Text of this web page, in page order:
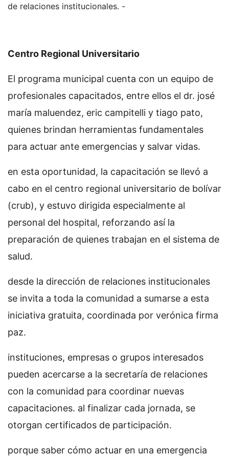
de relaciones institucionales. -
Centro Regional Universitario
El programa municipal cuenta con un equipo de
profesionales capacitados, entre ellos el dr. josé
maría maluendez, eric campitelli y tiago pato,
quienes brindan herramientas fundamentales
para actuar ante emergencias y salvar vidas.
en esta oportunidad, la capacitación se llevó a
cabo en el centro regional universitario de bolívar
(crub), y estuvo dirigida especialmente al
personal del hospital, reforzando así la
preparación de quienes trabajan en el sistema de
salud.
desde la dirección de relaciones institucionales
se invita a toda la comunidad a sumarse a esta
iniciativa gratuita, coordinada por verónica firma
paz.
instituciones, empresas o grupos interesados
pueden acercarse a la secretaría de relaciones
con la comunidad para coordinar nuevas
capacitaciones. al finalizar cada jornada, se
otorgan certificados de participación.
porque saber cómo actuar en una emergencia